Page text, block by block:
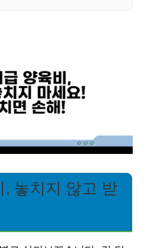
, 놓치지 않고 받